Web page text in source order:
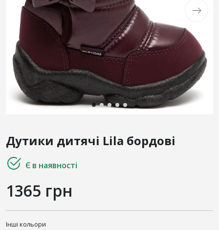
Дутики дитячі Lila бордові
Є в наявності
1365 грн
Інші кольори